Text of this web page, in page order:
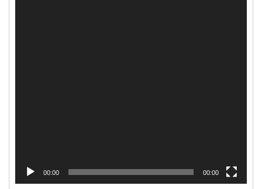
00:00 00:00